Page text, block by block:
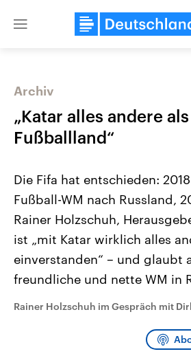
Close
Landtagswahl Sachsen-Anhalt
Alle Informationen
Sachsen-Anhalt wählt am 6.
September 2026 einen neuen
Bundesland von einer Koalition aus
Wahlprogramme, aktuelle Berichte
und Hintergründe zu den Parteien
Programm
Archiv
„Katar alles andere
Fußballland“
Die Fifa hat entschieden:
Fußball-WM nach Russland,
Rainer Holzschuh,
ist „mit Katar wirklich alles
einverstanden“ – und glaubt
freundliche und nette WM in
Rainer Holzschuh im Gespräch mit